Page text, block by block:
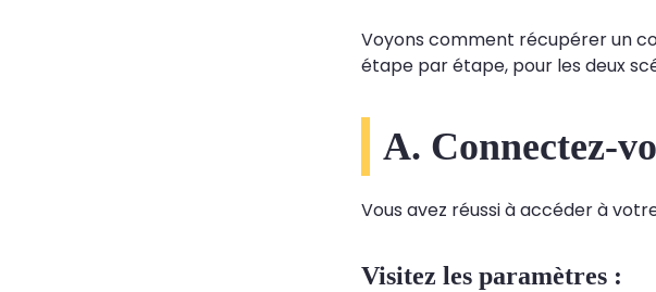
Voyons comment récupérer un
étape par étape, pour les deux
A. Connectez-
Vous avez réussi à accéder à
Visitez les paramètres :